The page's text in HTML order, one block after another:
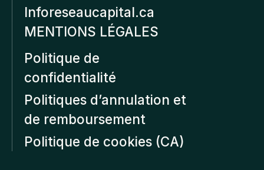
Inforeseaucapital.ca
MENTIONS LÉGALES
Politique de
confidentialité
Politiques d’annulation et
de remboursement
Politique de cookies (CA)